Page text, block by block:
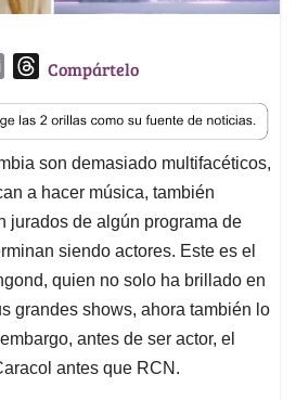
a
i
l
T
r
e
a
d
s
Compártelo
son demasiado multifacéticos,
a hacer música, también
jurados de algún programa de
siendo actores. Este es el
quien no solo ha brillado en
grandes shows, ahora también lo
antes de ser actor, el
antes que RCN.